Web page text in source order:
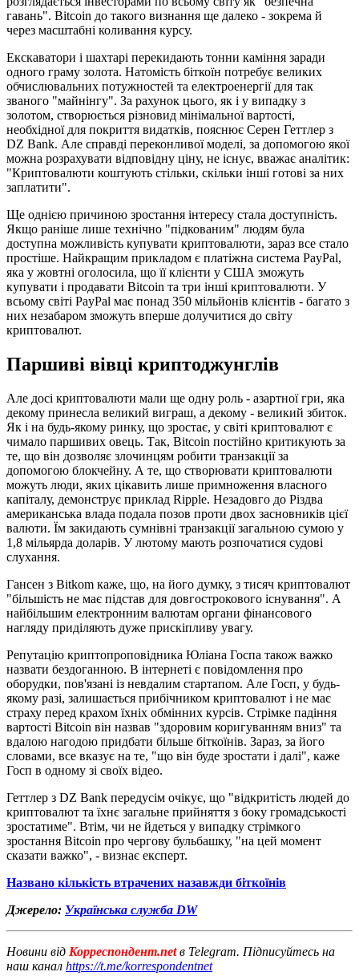
гавань". Bitcoin до такого визнання ще далеко - зокрема й
через масштабні коливання курсу.
Екскаватори і шахтарі перекидають тонни каміння заради
одного граму золота. Натомість біткоїн потребує великих
обчислювальних потужностей та електроенергії для так
званого "майнінгу". За рахунок цього, як і у випадку з
золотом, створюється різновид мінімальної вартості,
необхідної для покриття видатків, пояснює Серен Геттлер з
DZ Bank. Але справді переконливої моделі, за допомогою якої
можна розрахувати відповідну ціну, не існує, вважає аналітик:
"Криптовалюти коштують стільки, скільки інші готові за них
заплатити".
Ще однією причиною зростання інтересу стала доступність.
Якщо раніше лише технічно "підкованим" людям була
доступна можливість купувати криптовалюти, зараз все стало
простіше. Найкращим прикладом є платіжна система PayPal,
яка у жовтні оголосила, що її клієнти у США зможуть
купувати і продавати Bitcoin та три інші криптовалюти. У
всьому світі PayPal має понад 350 мільйонів клієнтів - багато з
них незабаром зможуть вперше долучитися до світу
криптовалют.
Паршиві вівці криптоджунглів
Але досі криптовалюти мали ще одну роль - азартної гри, яка
декому принесла великий виграш, а декому - великий збиток.
Як і на будь-якому ринку, що зростає, у світі криптовалют є
чимало паршивих овець. Так, Bitcoin постійно критикують за
те, що він дозволяє злочинцям робити транзакції за
допомогою блокчейну. А те, що створювати криптовалюти
можуть люди, яких цікавить лише примноження власного
капіталу, демонструє приклад Ripple. Незадовго до Різдва
американська влада подала позов проти двох засновників цієї
валюти. Їм закидають сумнівні транзакції загальною сумою у
1,8 мільярда доларів. У лютому мають розпочатися судові
слухання.
Гансен з Bitkom каже, що, на його думку, з тисяч криптовалют
"більшість не має підстав для довгострокового існування". А
найбільшим електронним валютам органи фінансового
нагляду приділяють дуже прискіпливу увагу.
Репутацію криптопроповідника Юліана Госпа також важко
назвати бездоганною. В інтернеті є повідомлення про
оборудки, пов'язані із невдалим стартапом. Але Госп, у будь-
якому разі, залишається прибічником криптовалют і не має
страху перед крахом їхніх обмінних курсів. Стрімке падіння
вартості Bitcoin він назвав "здоровим коригуванням вниз" та
вдалою нагодою придбати більше біткоїнів. Зараз, за його
словами, все вказує на те, "що він буде зростати і далі", каже
Госп в одному зі своїх відео.
Геттлер з DZ Bank передусім очікує, що "відкритість людей до
криптовалют та їхнє загальне прийняття з боку громадськості
зростатиме". Втім, чи не йдеться у випадку стрімкого
зростання Bitcoin про чергову бульбашку, "на цей момент
сказати важко", - визнає експерт.
Названо кількість втрачених назавжди біткоїнів
Джерело: Українська служба DW
Новини від Корреспондент.netв Telegram. Підписуйтесь на
наш канал https://t.me/korrespondentnet